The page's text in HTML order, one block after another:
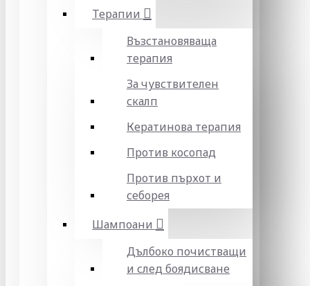
Терапии
Възстановяваща
терапия
За чувствителен
скалп
Кератинова терапия
Против косопад
Против пърхот и
себорея
Шампоани
Дълбоко почистващи
и след боядисване